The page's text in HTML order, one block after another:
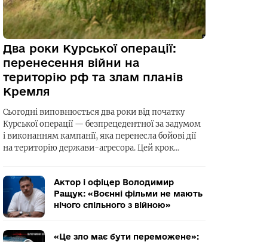
Два роки Курської операції:
перенесення війни на
територію рф та злам планів
Кремля
Сьогодні виповнюється два роки від початку
Курської операції — безпрецедентної за задумом
і виконанням кампанії, яка перенесла бойові дії
на територію держави-агресора. Цей крок…
Актор і офіцер Володимир
Ращук: «Воєнні фільми не мають
нічого спільного з війною»
«Це зло має бути переможене»: